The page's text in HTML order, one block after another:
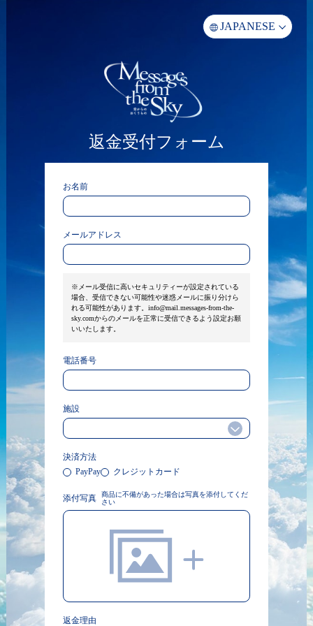
返金受付フォーム
お名前
メールアドレス
※メール受信に高いセキュリティーが設定されている
場合、受信できない可能性や迷惑メールに振り分けら
れる可能性があります。info@mail.messages-from-the-
sky.comからのメールを正常に受信できるよう設定お願
いいたします。
電話番号
施設
決済方法
PayPay
クレジットカード
添付写真
商品に不備があった場合は写真を添付してくだ
さい
返金理由